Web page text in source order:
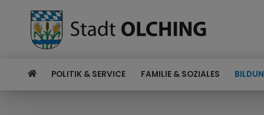
POLITIK & SERVICE FAMILIE & SOZIALES